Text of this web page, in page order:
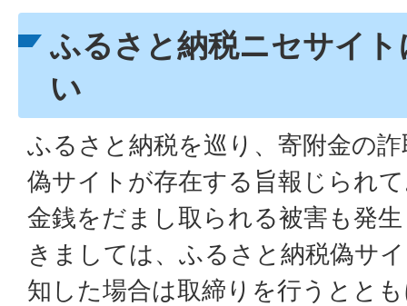
ふるさと納税ニセサイ
い
ふるさと納税を巡り、寄附金の
偽サイトが存在する旨報じられ
金銭をだまし取られる被害も発
きましては、ふるさと納税偽サ
知した場合は取締りを行うとと